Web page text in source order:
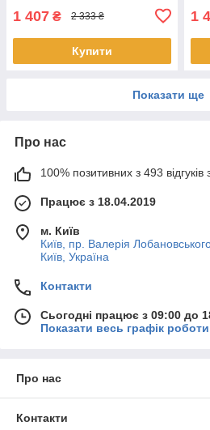
1 407 ₴ 2 333 ₴
Купити
1
Показати ще
Про нас
100% позитивних з 493 відгуків
Працює з 18.04.2019
м. Київ
Київ, пр. Валерія
Київ, Україна
Контакти
Сьогодні працює з 09:00 до
Показати весь графік роботи
Про нас
Контакти